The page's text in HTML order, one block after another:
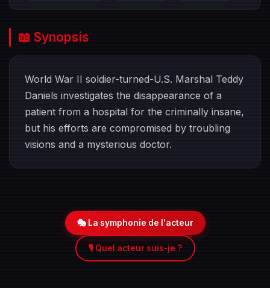
📖 Synopsis
World War II soldier-turned-U.S. Marshal Teddy
Daniels investigates the disappearance of a
patient from a hospital for the criminally insane,
but his efforts are compromised by troubling
visions and a mysterious doctor.
🎭 La symphonie de l'acteur
🎙️ Quel acteur suis-je ?